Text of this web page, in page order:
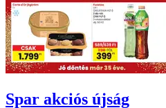
Spar akciós újság